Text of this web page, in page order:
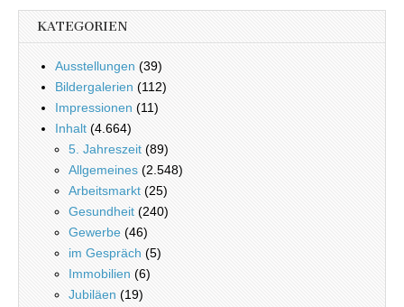
KATEGORIEN
Ausstellungen (39)
Bildergalerien (112)
Impressionen (11)
Inhalt (4.664)
5. Jahreszeit (89)
Allgemeines (2.548)
Arbeitsmarkt (25)
Gesundheit (240)
Gewerbe (46)
im Gespräch (5)
Immobilien (6)
Jubiläen (19)